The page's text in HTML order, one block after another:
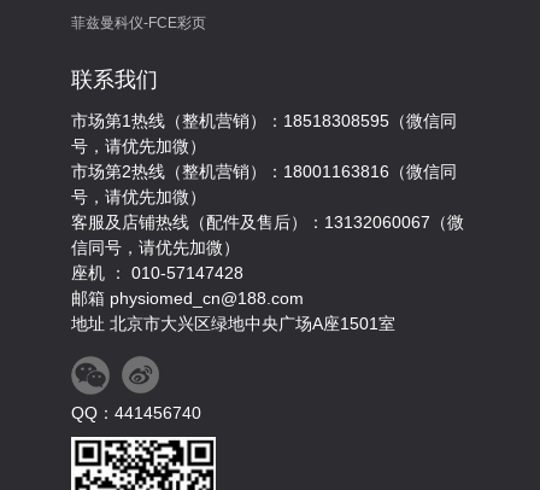
菲兹曼科仪-FCE彩页
联系我们
市场第1热线（整机营销）：18518308595（微信同
号，请优先加微）
市场第2热线（整机营销）：18001163816（微信同
号，请优先加微）
客服及店铺热线（配件及售后）：13132060067（微
信同号，请优先加微）
座机 ： 010-57147428
邮箱 physiomed_cn@188.com
地址 北京市大兴区绿地中央广场A座1501室
QQ：441456740